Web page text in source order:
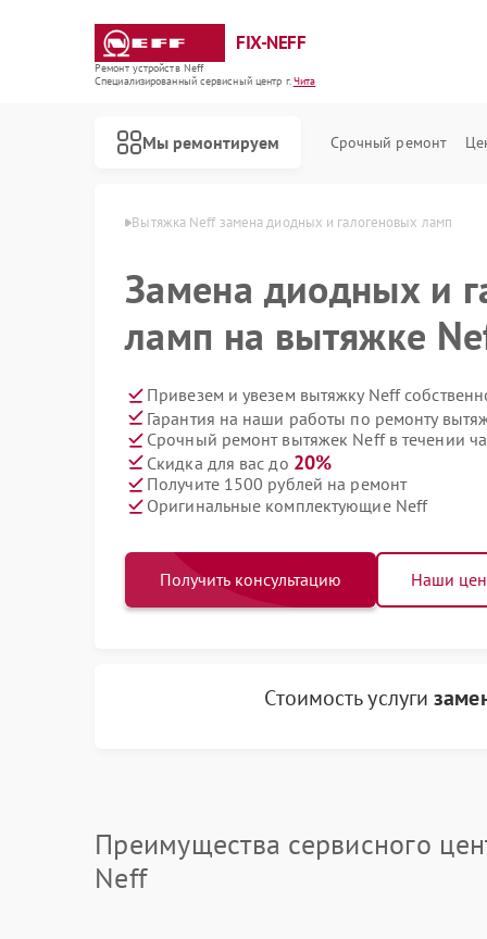
FIX-NEFF
Ремонт устройств Neff
Специализированный cервисный центр г.Чита
Мы ремонтируем Срочный ремонт
Neff в Чите Вытяжка Neff замена диодных и галогеновых ламп
Замена диодных и
ламп на вытяжке
Привезем и увезем вытяжку Neff
Гарантия на наши работы по ремонту
Срочный ремонт вытяжек Neff в течении
Скидка для вас до 20%
Получите 1500 рублей на ремонт
Оригинальные комплектующие Neff
Получить консультацию Наши
Стоимость услуги
Преимущества сервисного
Neff